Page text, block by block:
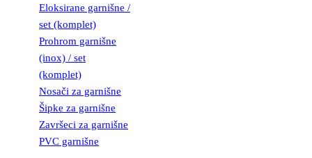
Eloksirane garnišne /
set (komplet)
Prohrom garnišne
(inox) / set
(komplet)
Nosači za garnišne
Šipke za garnišne
Završeci za garnišne
PVC garnišne